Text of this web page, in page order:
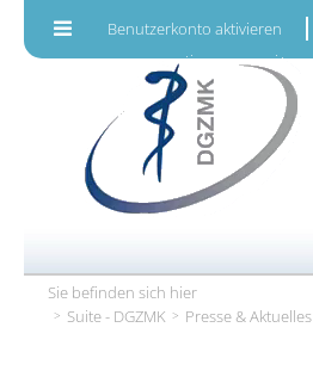
Benutzerkonto aktivieren
Sie befinden sich hier
Suite - DGZMK
Presse & Aktuelles